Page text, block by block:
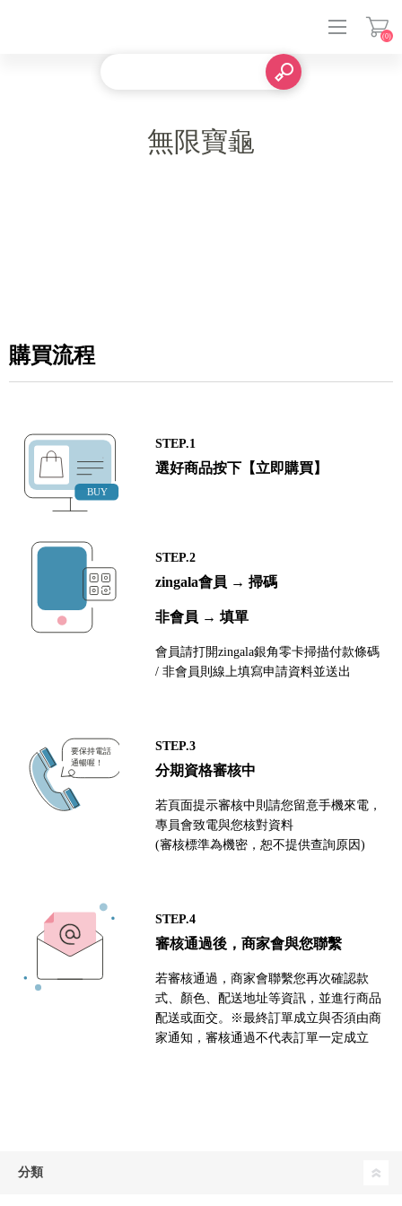
(0)
無限寶龜
購買流程
STEP.1
選好商品按下【立即購買】
STEP.2
zingala會員 → 掃碼
非會員 → 填單
會員請打開zingala銀角零卡掃描付款條碼
/ 非會員則線上填寫申請資料並送出
STEP.3
分期資格審核中
若頁面提示審核中則請您留意手機來電，
專員會致電與您核對資料
(審核標準為機密，恕不提供查詢原因)
STEP.4
審核通過後，商家會與您聯繫
若審核通過，商家會聯繫您再次確認款
式、顏色、配送地址等資訊，並進行商品
配送或面交。※最終訂單成立與否須由商
家通知，審核通過不代表訂單一定成立
分類